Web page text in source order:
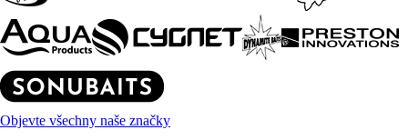
Objevte všechny naše značky